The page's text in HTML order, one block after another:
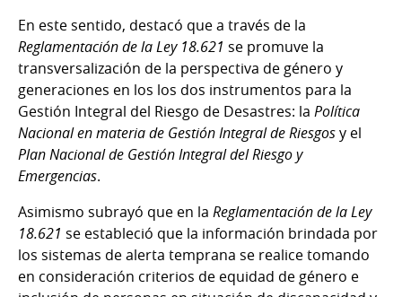
En este sentido, destacó que a través de la
Reglamentación de la Ley 18.621 se promuve la
transversalización de la perspectiva de género y
generaciones en los los dos instrumentos para la
Gestión Integral del Riesgo de Desastres: la Política
Nacional en materia de Gestión Integral de Riesgosy el
Plan Nacional de Gestión Integral del Riesgo y
Emergencias.
Asimismo subrayó que en la Reglamentación de la Ley
18.621 se estableció que la información brindada por
los sistemas de alerta temprana se realice tomando
en consideración criterios de equidad de género e